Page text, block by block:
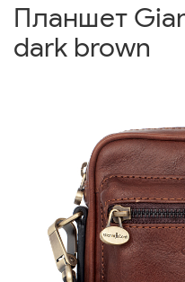
Планшет
dark brown